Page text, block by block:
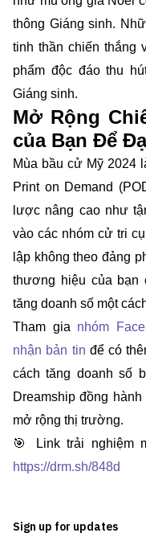
thông Giáng sinh.
tinh thần chiến thắng
phẩm độc đáo thu
Giáng sinh.
Mở Rộng
của Bạn Để
Mùa bầu cử Mỹ 2024
Print on Demand
lược nâng cao như
vào các nhóm cử tri
lập không theo đảng
thương hiệu của bạn
tăng doanh số một
Tham gia nhóm
nhận bản tin để có
cách tăng doanh số
Dreamship đồng
mở rộng thị trường.
🎯 Link trải nghiệm
https://drm.sh/848d
Sign up for updates